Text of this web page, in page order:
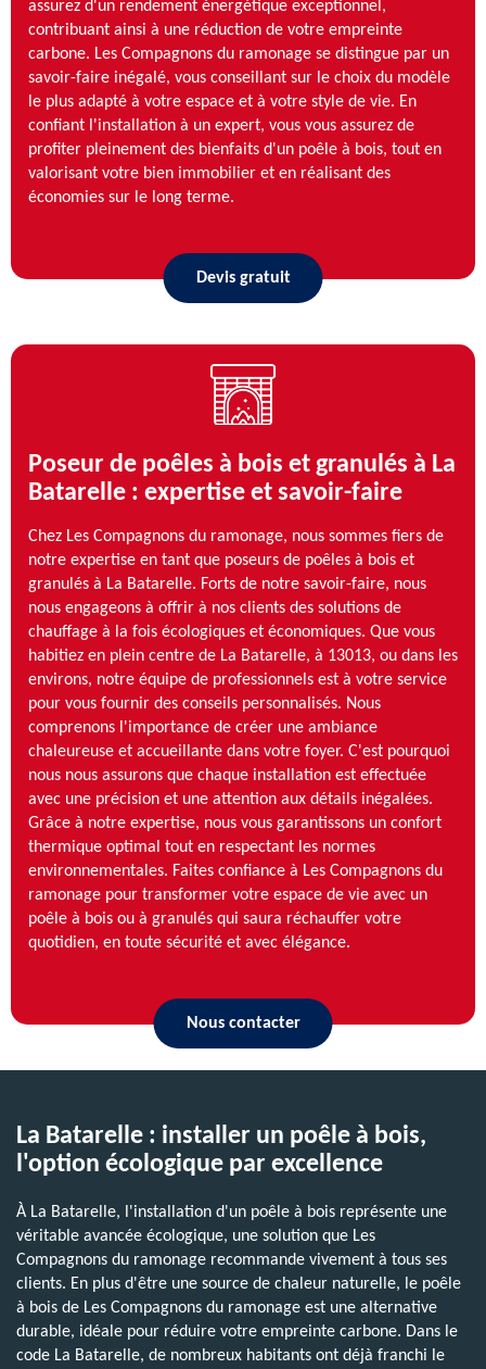
assurez d'un rendement énergétique exceptionnel,
contribuant ainsi à une réduction de votre empreinte
carbone. Les Compagnons du ramonage se distingue par un
savoir-faire inégalé, vous conseillant sur le choix du modèle
le plus adapté à votre espace et à votre style de vie. En
confiant l'installation à un expert, vous vous assurez de
profiter pleinement des bienfaits d'un poêle à bois, tout en
valorisant votre bien immobilier et en réalisant des
économies sur le long terme.
Devis gratuit
Poseur de poêles à bois et granulés à La
Batarelle : expertise et savoir-faire
Chez Les Compagnons du ramonage, nous sommes fiers de
notre expertise en tant que poseurs de poêles à bois et
granulés à La Batarelle. Forts de notre savoir-faire, nous
nous engageons à offrir à nos clients des solutions de
chauffage à la fois écologiques et économiques. Que vous
habitiez en plein centre de La Batarelle, à 13013, ou dans les
environs, notre équipe de professionnels est à votre service
pour vous fournir des conseils personnalisés. Nous
comprenons l'importance de créer une ambiance
chaleureuse et accueillante dans votre foyer. C'est pourquoi
nous nous assurons que chaque installation est effectuée
avec une précision et une attention aux détails inégalées.
Grâce à notre expertise, nous vous garantissons un confort
thermique optimal tout en respectant les normes
environnementales. Faites confiance à Les Compagnons du
ramonage pour transformer votre espace de vie avec un
poêle à bois ou à granulés qui saura réchauffer votre
quotidien, en toute sécurité et avec élégance.
Nous contacter
La Batarelle : installer un poêle à bois,
l'option écologique par excellence
À La Batarelle, l'installation d'un poêle à bois représente une
véritable avancée écologique, une solution que Les
Compagnons du ramonage recommande vivement à tous ses
clients. En plus d'être une source de chaleur naturelle, le poêle
à bois de Les Compagnons du ramonage est une alternative
durable, idéale pour réduire votre empreinte carbone. Dans le
code La Batarelle, de nombreux habitants ont déjà franchi le